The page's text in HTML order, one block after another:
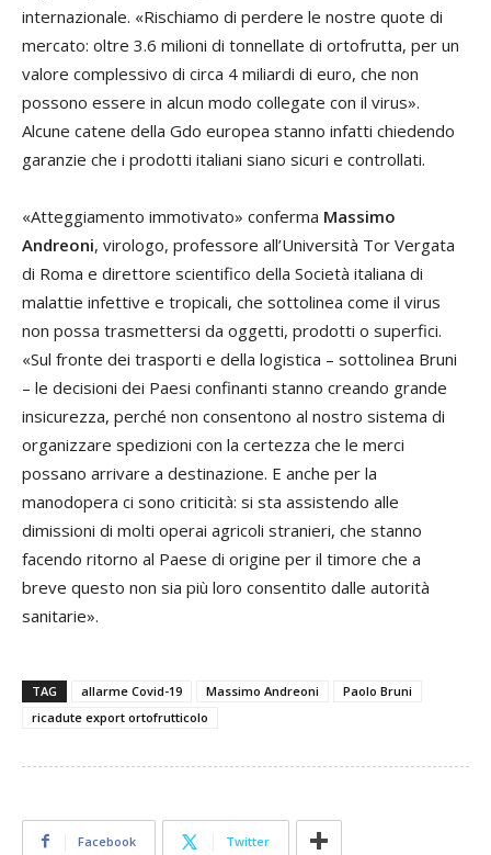
internazionale. «Rischiamo di perdere le nostre quote di
mercato: oltre 3.6 milioni di tonnellate di ortofrutta, per un
valore complessivo di circa 4 miliardi di euro, che non
possono essere in alcun modo collegate con il virus».
Alcune catene della Gdo europea stanno infatti chiedendo
garanzie che i prodotti italiani siano sicuri e controllati.
«Atteggiamento immotivato» conferma Massimo
Andreoni, virologo, professore all’Università Tor Vergata
di Roma e direttore scientifico della Società italiana di
malattie infettive e tropicali, che sottolinea come il virus
non possa trasmettersi da oggetti, prodotti o superfici.
«Sul fronte dei trasporti e della logistica – sottolinea Bruni
– le decisioni dei Paesi confinanti stanno creando grande
insicurezza, perché non consentono al nostro sistema di
organizzare spedizioni con la certezza che le merci
possano arrivare a destinazione. E anche per la
manodopera ci sono criticità: si sta assistendo alle
dimissioni di molti operai agricoli stranieri, che stanno
facendo ritorno al Paese di origine per il timore che a
breve questo non sia più loro consentito dalle autorità
sanitarie».
TAG allarme Covid-19 Massimo Andreoni
Paolo Bruni
ricadute export ortofrutticolo
Facebook Twitter